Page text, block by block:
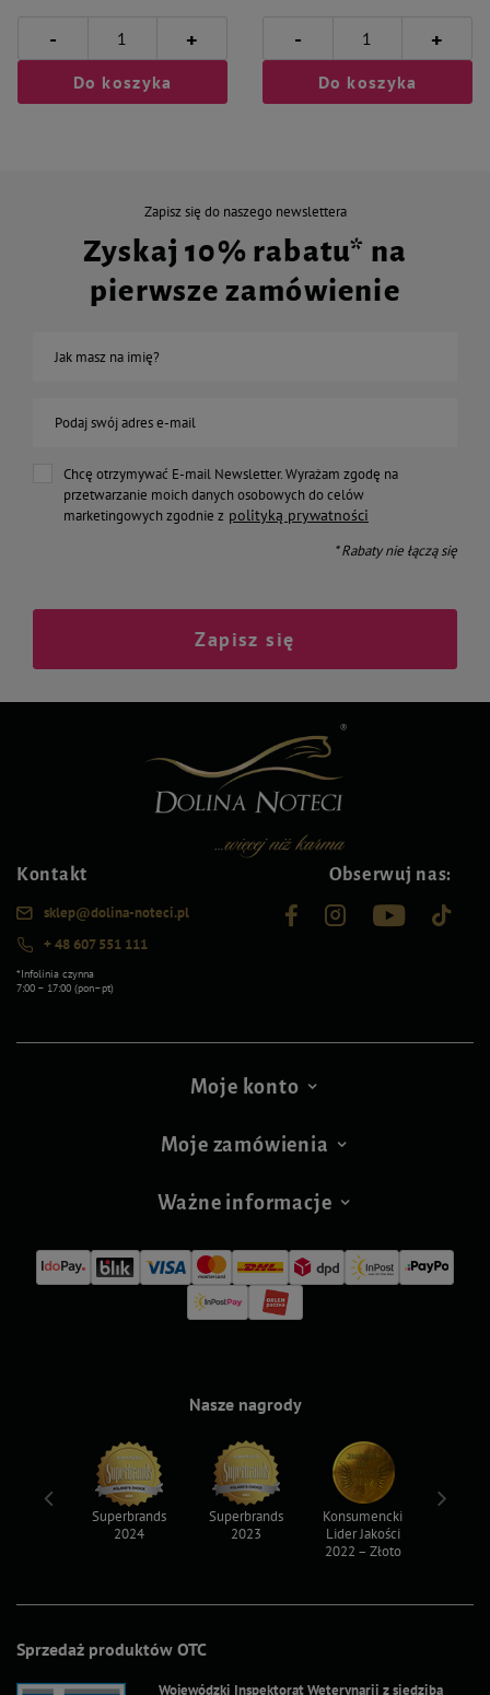
- +
Do koszyka
- +
Do koszyka
Zapisz się do naszego newslettera
Zyskaj 10% rabatu* na
pierwsze zamówienie
Jak masz na imię?
Podaj swój adres e-mail
Chcę otrzymywać E-mail Newsletter. Wyrażam zgodę na
przetwarzanie moich danych osobowych do celów
marketingowych zgodnie z polityką prywatności
* Rabaty nie łączą się
Zapisz się
Kontakt
sklep@dolina-noteci.pl
+ 48 607 551 111
*Infolinia czynna
7:00 – 17:00 (pon–pt)
Obserwuj nas:
Moje konto
Moje zamówienia
Ważne informacje
Sprzedaż produktów OTC
Wojewódzki Inspektorat Weterynarii z siedzibą
Nasze nagrody
Superbrands
2024
Superbrands
2023
Konsumencki
Lider Jakości
2022 – Złoto